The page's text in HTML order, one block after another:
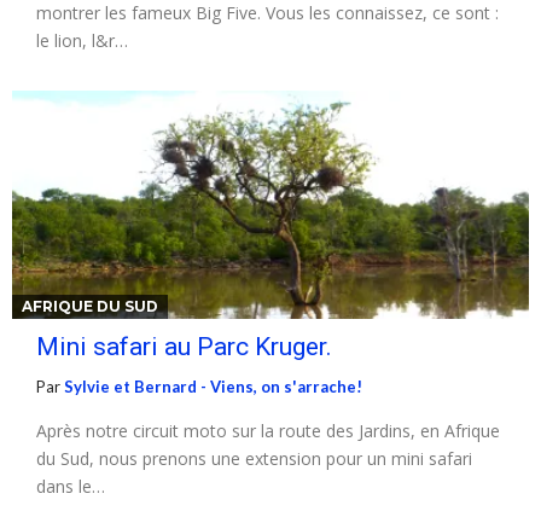
montrer les fameux Big Five. Vous les connaissez, ce sont :
le lion, l&r…
AFRIQUE DU SUD
Mini safari au Parc Kruger.
ParSylvie et Bernard - Viens, on s'arrache!
Après notre circuit moto sur la route des Jardins, en Afrique
du Sud, nous prenons une extension pour un mini safari
dans le…